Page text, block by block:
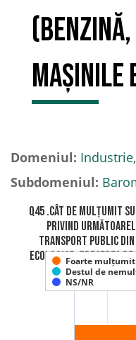
Domeniul:
Subdomeniul:
Q45 .Cât de mulțumit
privind
ecologice: trecerea
(benzină,
Foarte mulțumit
Destul de
NS/NR